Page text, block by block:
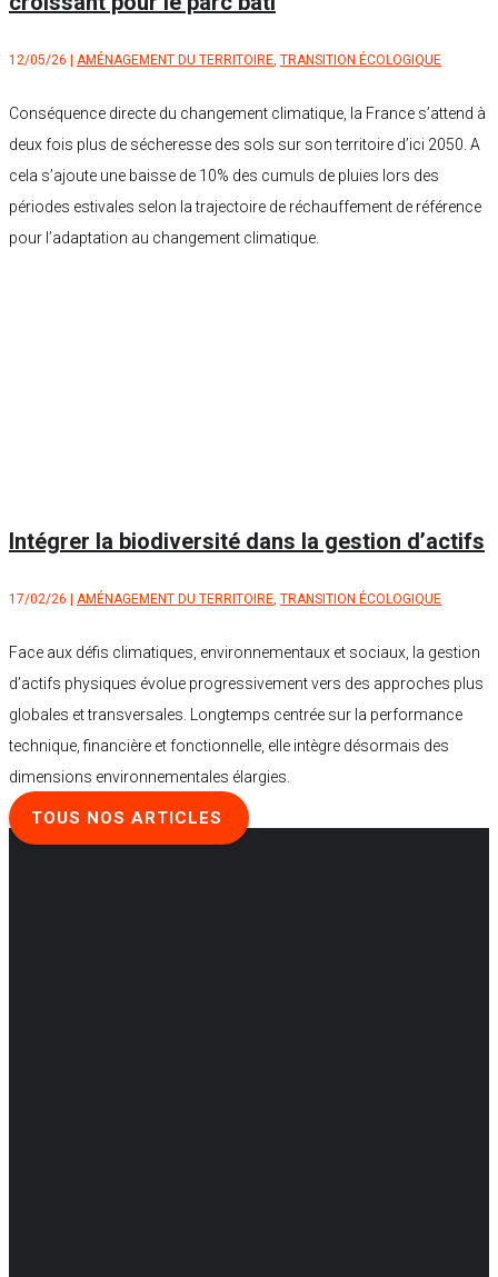
12/05/26 | AMÉNAGEMENT DU TERRITOIRE TRANSITION ÉCOLOGIQUE
Conséquence directe du changement climatique, la France s’attend à
deux fois plus de sécheresse des sols sur son territoire d’ici 2050. A
cela s’ajoute une baisse de 10% des cumuls de pluies lors des
périodes estivales selon la trajectoire de réchauffement de référence
pour l’adaptation au changement climatique.
Intégrer la biodiversité dans la gestion d’actifs
17/02/26 | AMÉNAGEMENT DU TERRITOIRE TRANSITION ÉCOLOGIQUE
Face aux défis climatiques, environnementaux et sociaux, la gestion
d’actifs physiques évolue progressivement vers des approches plus
globales et transversales. Longtemps centrée sur la performance
technique, financière et fonctionnelle, elle intègre désormais des
dimensions environnementales élargies.
TOUS NOS ARTICLES